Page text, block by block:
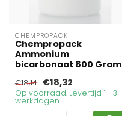
CHEMPROPACK
Chempropack
Ammonium
bicarbonaat 800 Gram
€18,14 €18,32
Op voorraad. Levertijd 1 - 3
werkdagen